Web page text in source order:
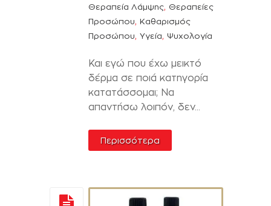
Θεραπεία Λάμψης, Θεραπείες
Προσώπου, Καθαρισμός
Προσώπου, Υγεία, Ψυχολογία
Και εγώ που έχω μεικτό
δέρμα σε ποιά κατηγορία
κατατάσσομαι; Να
απαντήσω λοιπόν, δεν...
Περισσότερα